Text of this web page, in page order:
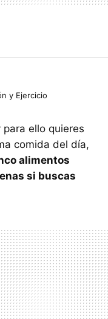
y Ejercicio
para ello quieres
comida del día,
alimentos
si buscas